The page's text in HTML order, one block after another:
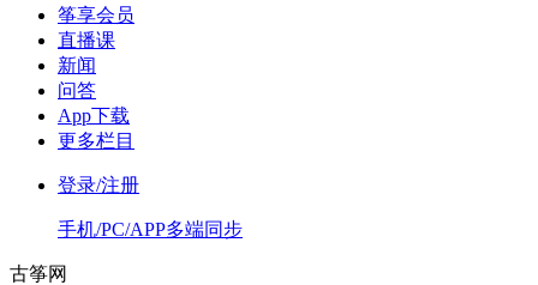
筝享会员
直播课
新闻
问答
App下载
更多栏目
登录/注册
手机/PC/APP多端同步
古筝网